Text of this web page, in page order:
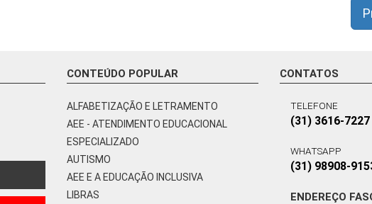
CONTEÚDO POPULAR
ALFABETIZAÇÃO E LETRAMENTO
AEE - ATENDIMENTO EDUCACIONAL
ESPECIALIZADO
AUTISMO
AEE E A EDUCAÇÃO INCLUSIVA
LIBRAS
CONTATOS
TELEFONE
(31) 3616-7227
WHATSAPP
(31) 98908-
ENDEREÇO